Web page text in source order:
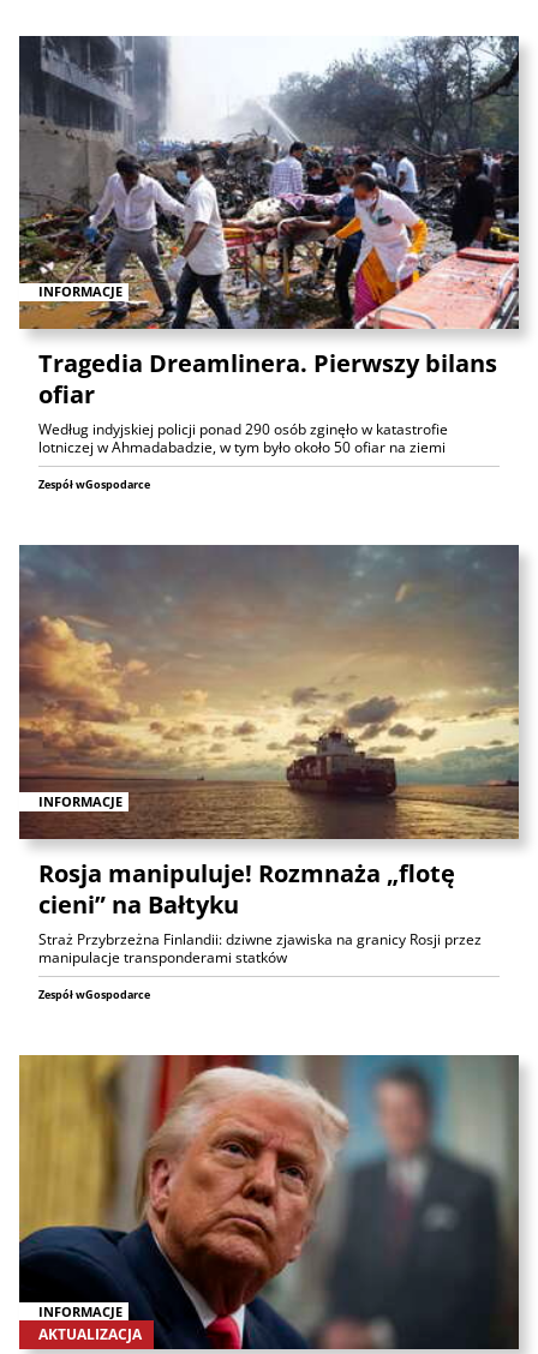
INFORMACJE
Tragedia Dreamlinera. Pierwszy bilans
ofiar
Według indyjskiej policji ponad 290 osób zginęło w katastrofie
lotniczej w Ahmadabadzie, w tym było około 50 ofiar na ziemi
Zespół wGospodarce
INFORMACJE
Rosja manipuluje! Rozmnaża „flotę
cieni” na Bałtyku
Straż Przybrzeżna Finlandii: dziwne zjawiska na granicy Rosji przez
manipulacje transponderami statków
Zespół wGospodarce
INFORMACJE
AKTUALIZACJA